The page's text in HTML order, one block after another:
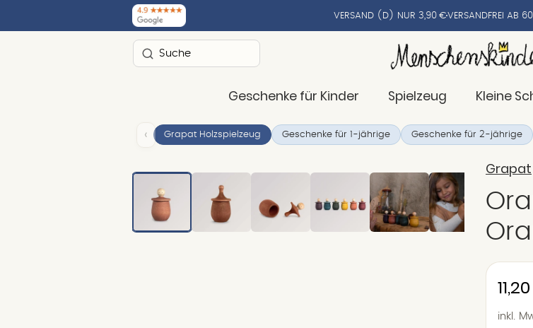
VERSAND (D) NUR 3,90 €VERSANDFREI AB
Suchen
Geschenke für Kinder Spielzeug Kleine
Grapat Holzspielzeug Geschenke für 1-jährige Geschenke für 2-jährige
‹
Grapat
inkl.